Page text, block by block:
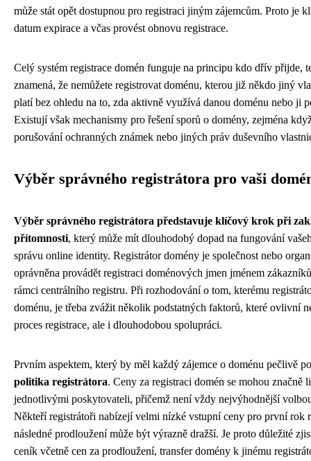
může stát opět dostupnou pro registraci jiným zájemcům. Proto je
datum expirace a včas provést obnovu registrace.
Celý systém registrace domén funguje na principu kdo dřív přijde,
znamená, že nemůžete registrovat doménu, kterou již někdo jiný
platí bez ohledu na to, zda aktivně využívá danou doménu nebo ji
Existují však mechanismy pro řešení sporů o domény, zejména
porušování ochranných známek nebo jiných práv duševního
Výběr správného registrátora pro vaši
Výběr správného registrátora představuje klíčový krok při
přítomnosti, který může mít dlouhodobý dopad na fungování
správu online identity. Registrátor domény je společnost nebo
oprávněna provádět registraci doménových jmen jménem
rámci centrálního registru. Při rozhodování o tom, kterému
doménu, je třeba zvážit několik podstatných faktorů, které ovlivní
proces registrace, ale i dlouhodobou spolupráci.
Prvním aspektem, který by měl každý zájemce o doménu pečlivě
politika registrátora. Ceny za registraci domén se mohou značně
jednotlivými poskytovateli, přičemž není vždy nejvýhodnější
Někteří registrátoři nabízejí velmi nízké vstupní ceny pro první rok
následné prodloužení může být výrazně dražší. Je proto důležité
ceník včetně cen za prodloužení, transfer domény k jinému